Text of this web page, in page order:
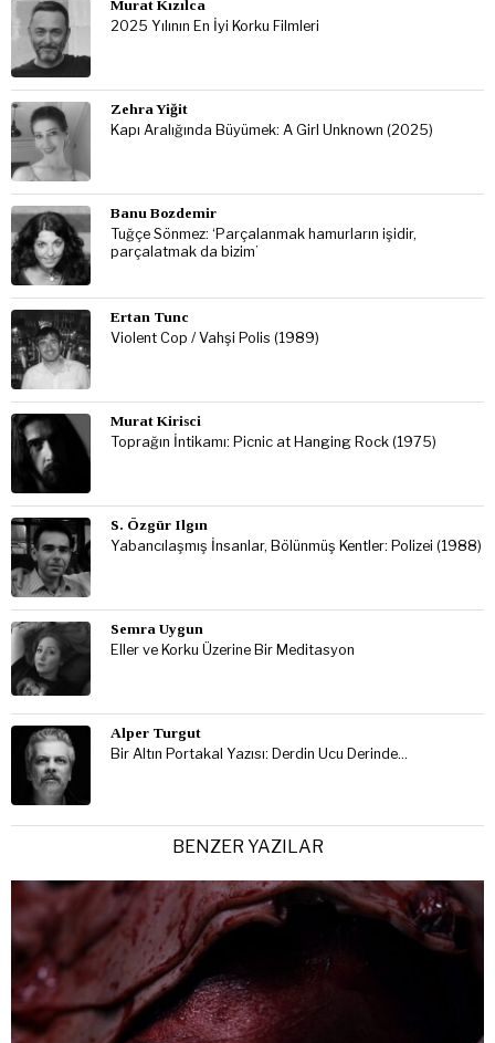
Murat Kızılca
2025 Yılının En İyi Korku Filmleri
Zehra Yiğit
Kapı Aralığında Büyümek: A Girl Unknown (2025)
Banu Bozdemir
Tuğçe Sönmez: ‘Parçalanmak hamurların işidir,
parçalatmak da bizim’
Ertan Tunc
Violent Cop / Vahşi Polis (1989)
Murat Kirisci
Toprağın İntikamı: Picnic at Hanging Rock (1975)
S. Özgür Ilgın
Yabancılaşmış İnsanlar, Bölünmüş Kentler: Polizei (1988)
Semra Uygun
Eller ve Korku Üzerine Bir Meditasyon
Alper Turgut
Bir Altın Portakal Yazısı: Derdin Ucu Derinde…
BENZER YAZILAR